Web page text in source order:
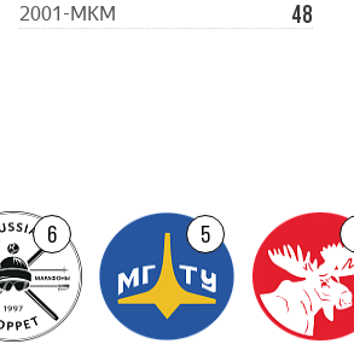
2001-МКМ 48
6 5